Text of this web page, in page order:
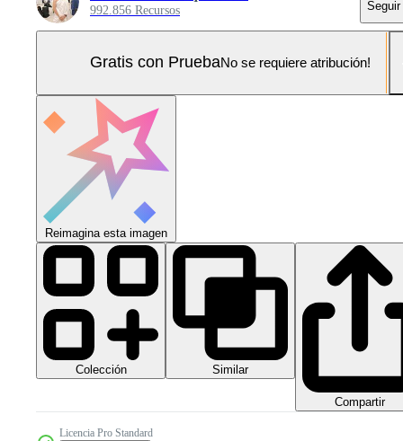
992.856 Recursos Seguir
Gratis con PruebaNo se requiere atribución!
Reimagina esta imagen
Colección Similar
Compartir
Licencia Pro Standard